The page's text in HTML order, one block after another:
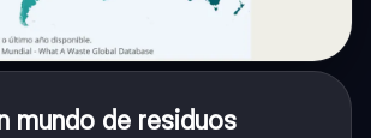
mundo de residuos